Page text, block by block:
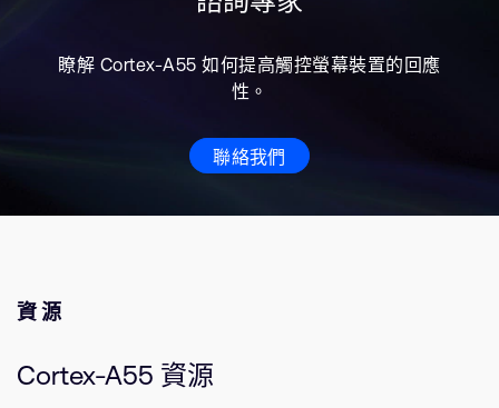
瞭解 Cortex-A55 如何提高觸控螢幕裝置的回應
性。
聯絡我們
資源
Cortex-A55 資源